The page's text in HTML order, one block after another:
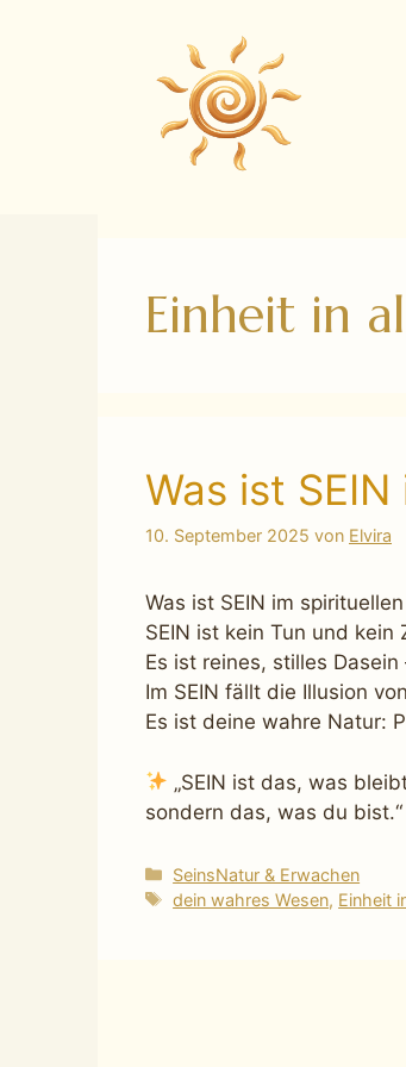
Einheit in
Was ist
10. September 2025 von Elvira
Was ist SEIN im
SEIN ist kein Tun und kein
Es ist reines, stilles
Im SEIN fällt die Illusion
Es ist deine wahre Natur:
„SEIN ist das, was
sondern das, was du bist.“
Kategorien
SeinsNatur & Erwachen
Schlagwörter
dein wahres Wesen, Einheit